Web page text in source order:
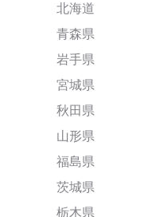
北海道
青森県
岩手県
宮城県
秋田県
山形県
福島県
茨城県
栃木県